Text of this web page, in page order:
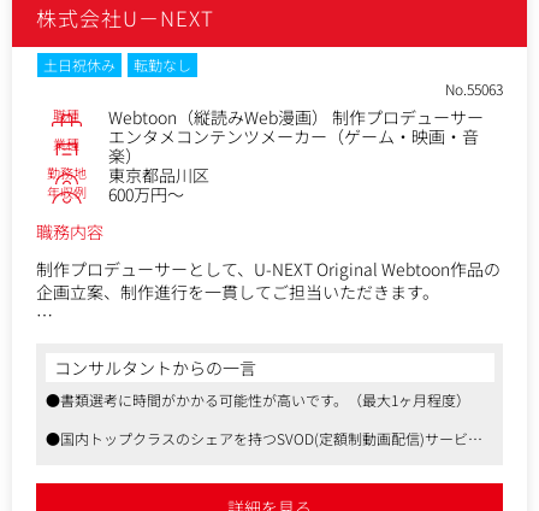
・作品のディレクション
・制作スタッフの構成およびそのマネージメント
・入稿データの納品および管理
・作品の制作予算策定および管理
・クリエイター又は制作会社との契約条件調整
・契約関連事務作業
＜配信中の作品について＞
2024年7月にロマンスファンタジー作品である『逃げられな
ンジョン攻略！』の先行配信を開始しました。
今後は更に配信作品を増やしていくとともに、CEグループの
強みを活かしたオリジナル作品の展開や、メディアミックス
SZ Mediaでは「国内オリジナル作品の企画・制作を早期に実
現」を目指しています。現在すでに進行している韓国作品が
あり、共同制作体制を確立し、制作ノウハウを引き継ぐ組織
が必要なため、積極的に採用を行っています。
株式会社U－NEXT
土日祝休み
転勤なし
No.55063
職種 Webtoon（縦読みWeb漫画） 制作プロデューサー
業種
エンタメコンテンツメーカー（ゲーム・映画・音
楽）
勤務地 東京都品川区
年収例
600万円～
職務内容
制作プロデューサーとして、U-NEXT Original Webtoon作品の
企画立案、制作進行を一貫してご担当いただきます。
作ディレクション、プロデュース）
・窓口業務とそれに付随する一切の業務（契約交渉、依頼、
発注書作成・発行、進行管理、納品管理、請求書処理など）
・Webtoon作品のPRおよび販売促進策の企画・実施
コンサルタントからの一言
●書類選考に時間がかかる可能性が高いです。（最大1ヶ月程度）
●国内トップクラスのシェアを持つSVOD(定額制動画配信)サービス
り、加入者数も5年で5倍に増えております。